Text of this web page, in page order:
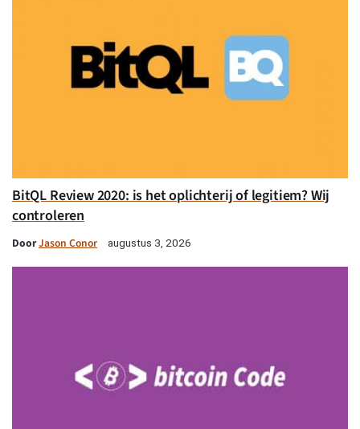
BitQL Review 2020: is het oplichterij of legitiem? Wij
controleren
DoorJason Conor augustus 3, 2026